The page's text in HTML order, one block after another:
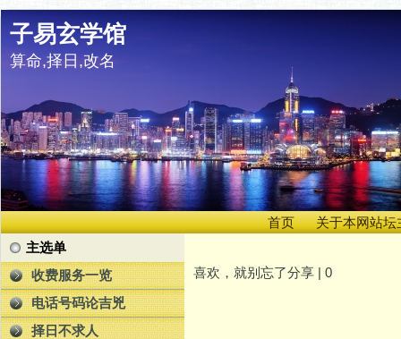
子易玄学馆
算命,择日,改名
首页
关于本网站坛
主选单
收费服务一览
电话号码论吉兇
择日不求人
喜欢，就别忘了分享 | 0